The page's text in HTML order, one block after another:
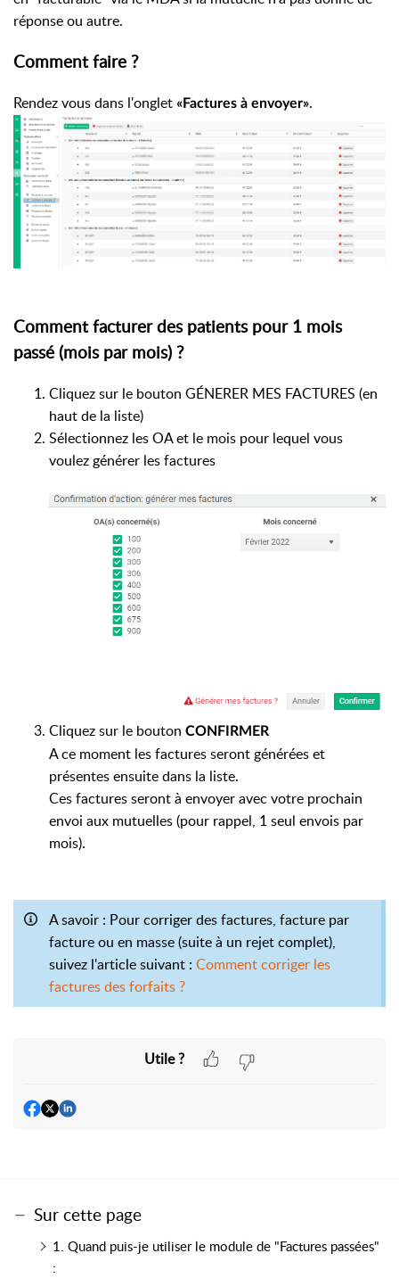
réponse ou autre.
Comment faire ?
Rendez vous dans l'onglet «Factures à envoyer».
Comment facturer des patients pour 1 mois
passé (mois par mois) ?
Cliquez sur le bouton GÉNERER MES FACTURES (en
haut de la liste)
Sélectionnez les OA et le mois pour lequel vous
voulez générer les factures
Cliquez sur le bouton CONFIRMER
A ce moment les factures seront générées et
présentes ensuite dans la liste.
Ces factures seront à envoyer avec votre prochain
envoi aux mutuelles (pour rappel, 1 seul envois par
mois).
A savoir : Pour corriger des factures, facture par
facture ou en masse (suite à un rejet complet),
suivez l'article suivant : Comment corriger les
factures des forfaits ?
Utile ?
Sur cette page
1. Quand puis-je utiliser le module de "Factures passées"
: